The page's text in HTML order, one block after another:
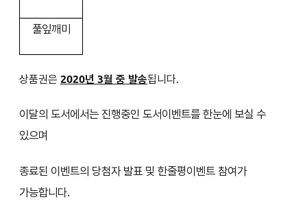
풀잎깨미
상품권은 2020년 3월 중 발송됩니다.
이달의 도서에서는 진행중인 도서이벤트를 한눈에 보실 수
있으며
종료된 이벤트의 당첨자 발표 및 한줄평이벤트 참여가
가능합니다.